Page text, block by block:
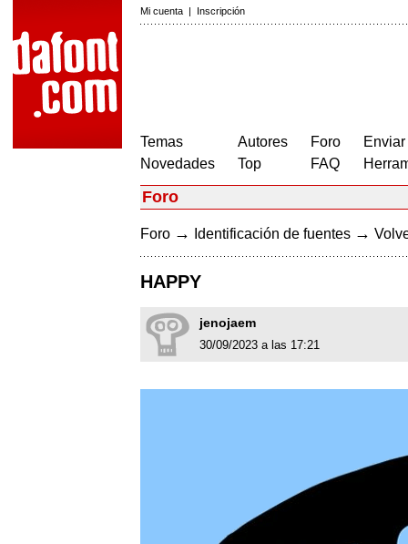
Mi cuenta | Inscripción
Temas
Novedades
Autores
Top
Foro
FAQ
Foro
Foro → Identificación de fuentes →
HAPPY
jenojaem
30/09/2023 a las 17:21